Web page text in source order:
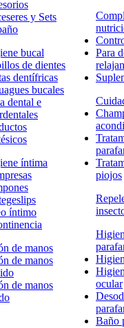
y Sets
bucal
de dientes
dentífricas
bucales
dental e
íntima
íntimo
de manos
de manos
de manos
Para
piojos
ocular
Baño